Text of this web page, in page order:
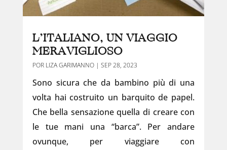
L’ITALIANO, UN VIAGGIO
MERAVIGLIOSO
POR LIZA GARIMANNO| SEP 28, 2023
Sono sicura che da bambino più di una
volta hai costruito un barquito de papel.
Che bella sensazione quella di creare con
le tue mani una “barca”. Per andare
ovunque, per viaggiare con